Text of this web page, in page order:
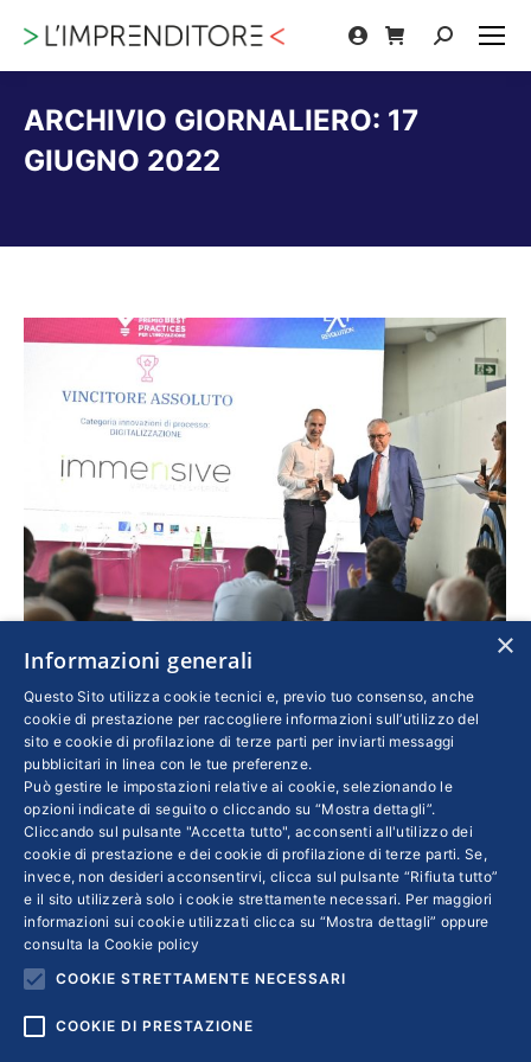
Cerca:
ARCHIVIO GIORNALIERO: 17
GIUGNO 2022
Premio Best Practices per l’Innovazione, vince
l’impresa Immensive
Imprese ,Innovazione Di 17 Giugno 2022
L’azienda di Caserta è salita sul gradino più
alto del podio con un sistema per migliorare la
sicurezza sul lavoro basato sulla realtà
virtuale. Oltre mille i presenti alla due giorni
della manifestazione nata 16 anni fa per
iniziativa di Confindustria Salerno e che si è
conclusa alla Stazione Marittima di Salerno
×
Informazioni generali
Questo Sito utilizza cookie tecnici e, previo tuo consenso, anche
cookie di prestazione per raccogliere informazioni sull’utilizzo del
sito e cookie di profilazione di terze parti per inviarti messaggi
pubblicitari in linea con le tue preferenze.
Può gestire le impostazioni relative ai cookie, selezionando le
opzioni indicate di seguito o cliccando su “Mostra dettagli”.
Cliccando sul pulsante "Accetta tutto", acconsenti all'utilizzo dei
cookie di prestazione e dei cookie di profilazione di terze parti. Se,
invece, non desideri acconsentirvi, clicca sul pulsante “Rifiuta tutto”
e il sito utilizzerà solo i cookie strettamente necessari. Per maggiori
informazioni sui cookie utilizzati clicca su “Mostra dettagli” oppure
consulta la Cookie policy
COOKIE STRETTAMENTE NECESSARI
COOKIE DI PRESTAZIONE